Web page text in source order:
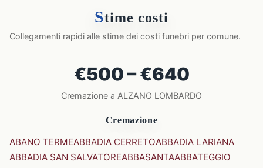
Stime costi
Collegamenti rapidi alle stime dei costi funebri per comune.
€500 – €640
Cremazione a ALZANO LOMBARDO
Cremazione
ABANO TERMEABBADIA CERRETOABBADIA LARIANA
ABBADIA SAN SALVATOREABBASANTAABBATEGGIO